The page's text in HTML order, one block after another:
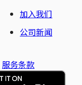
加入我们
公司新闻
服务条款